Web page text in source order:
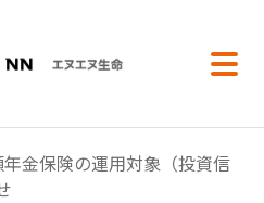
金保険の運用対象（投資信